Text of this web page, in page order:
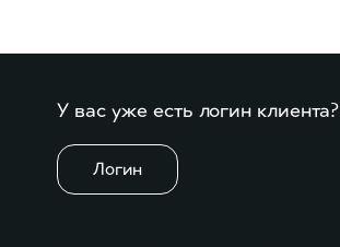
У вас уже есть логин клиента?
Логин